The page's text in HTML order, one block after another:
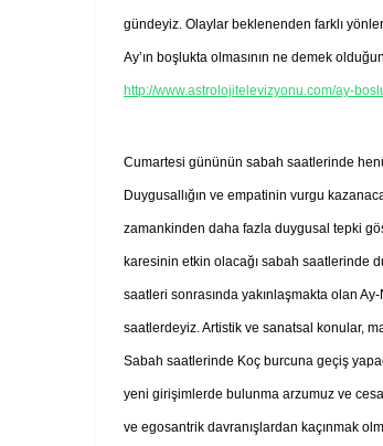
gündeyiz. Olaylar beklenenden farklı
Ay’ın boşlukta olmasının ne demek
http://www.astrolojitelevizyonu.com/ay-
Cumartesi gününün sabah saatlerinde
Duygusallığın ve empatinin vurgu
zamankinden daha fazla duygusal tepki
karesinin etkin olacağı sabah saatlerinde
saatleri sonrasında yakınlaşmakta olan
saatlerdeyiz. Artistik ve sanatsal konular,
Sabah saatlerinde Koç burcuna geçiş
yeni girişimlerde bulunma arzumuz ve
ve egosantrik davranışlardan kaçınmak